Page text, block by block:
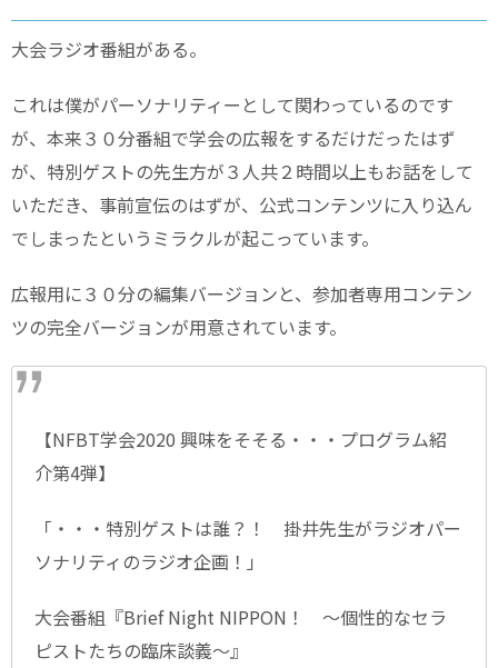
大会ラジオ番組がある。
これは僕がパーソナリティーとして関わっているのです
が、本来３０分番組で学会の広報をするだけだったはず
が、特別ゲストの先生方が３人共２時間以上もお話をして
いただき、事前宣伝のはずが、公式コンテンツに入り込ん
でしまったというミラクルが起こっています。
広報用に３０分の編集バージョンと、参加者専用コンテン
ツの完全バージョンが用意されています。
【NFBT学会2020 興味をそそる・・・プログラム紹
介第4弾】
「・・・特別ゲストは誰？！ 掛井先生がラジオパー
ソナリティのラジオ企画！」
大会番組『Brief Night NIPPON！ 〜個性的なセラ
ピストたちの臨床談義〜』